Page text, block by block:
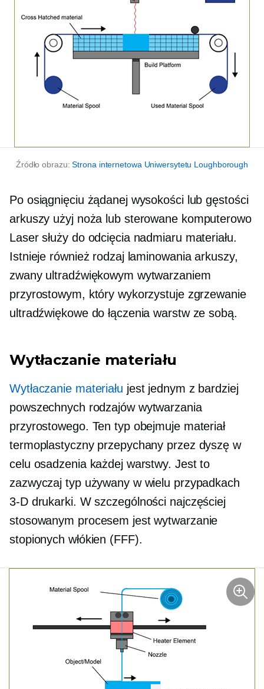
Źródło obrazu:Strona internetowa Uniwersytetu Loughborough
Po osiągnięciu żądanej wysokości lub gęstości
arkuszy użyj noża lub sterowane komputerowo
Laser służy do odcięcia nadmiaru materiału.
Istnieje również rodzaj laminowania arkuszy,
zwany ultradźwiękowym wytwarzaniem
przyrostowym, który wykorzystuje zgrzewanie
ultradźwiękowe do łączenia warstw ze sobą.
Wytłaczanie materiału
Wytłaczanie materiału jest jednym z bardziej
powszechnych rodzajów wytwarzania
przyrostowego. Ten typ obejmuje materiał
termoplastyczny przepychany przez dyszę w
celu osadzenia każdej warstwy. Jest to
zazwyczaj typ używany w wielu przypadkach
3-Ddrukarki. W szczególności najczęściej
stosowanym procesem jest wytwarzanie
stopionych włókien (FFF).